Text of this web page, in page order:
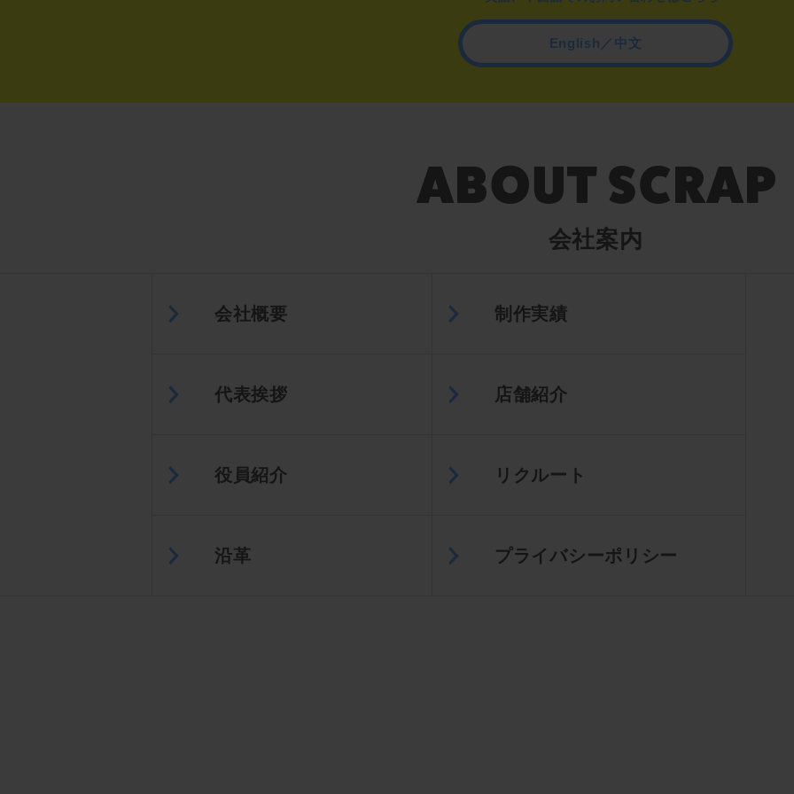
English／中文
会社案内
会社概要 制作実績
代表挨拶 店舗紹介
役員紹介 リクルート
沿革 プライバシーポリシー